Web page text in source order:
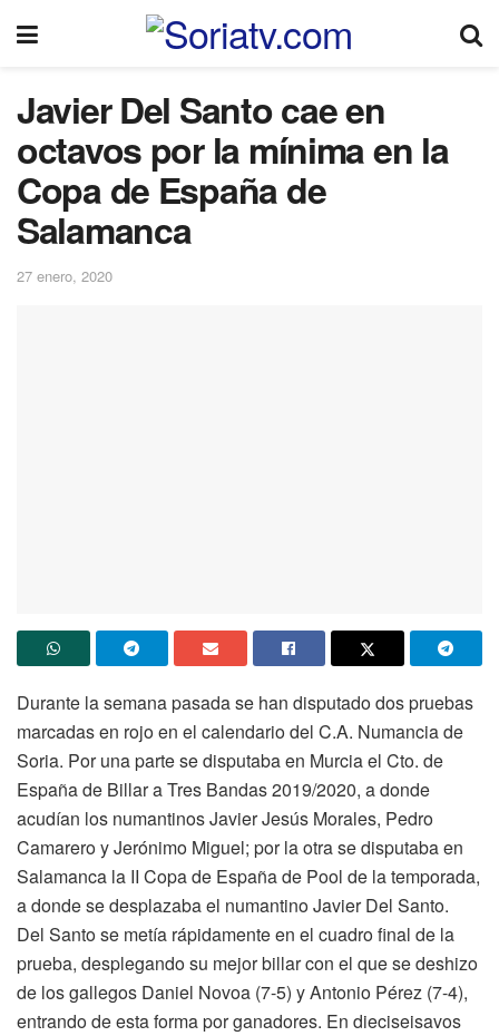
Javier Del Santo cae en
octavos por la mínima en la
Copa de España de
Salamanca
27 enero, 2020
Durante la semana pasada se han disputado dos pruebas
marcadas en rojo en el calendario del C.A. Numancia de
Soria. Por una parte se disputaba en Murcia el Cto. de
España de Billar a Tres Bandas 2019/2020, a donde
acudían los numantinos Javier Jesús Morales, Pedro
Camarero y Jerónimo Miguel; por la otra se disputaba en
Salamanca la II Copa de España de Pool de la temporada,
a donde se desplazaba el numantino Javier Del Santo.
Del Santo se metía rápidamente en el cuadro final de la
prueba, desplegando su mejor billar con el que se deshizo
de los gallegos Daniel Novoa (7-5) y Antonio Pérez (7-4),
entrando de esta forma por ganadores. En dieciseisavos